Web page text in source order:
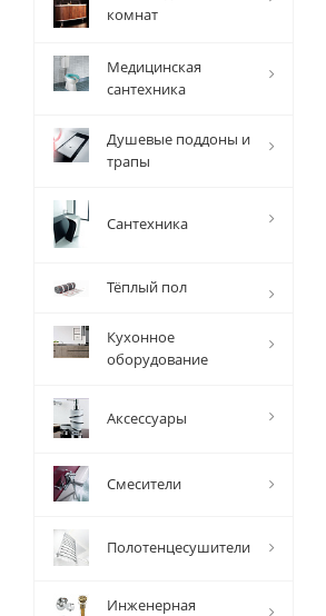
комнат
Медицинская
сантехника
Душевые поддоны и
трапы
Сантехника
Тёплый пол
Кухонное
оборудование
Аксессуары
Смесители
Полотенцесушители
Инженерная